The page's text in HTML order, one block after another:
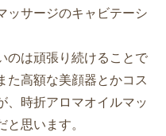
ッサージのキャビテーシ
のは頑張り続けることで
た高額な美顔器とかコス
、時折アロマオイルマッ
思います。